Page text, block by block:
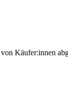
Käufer:innen